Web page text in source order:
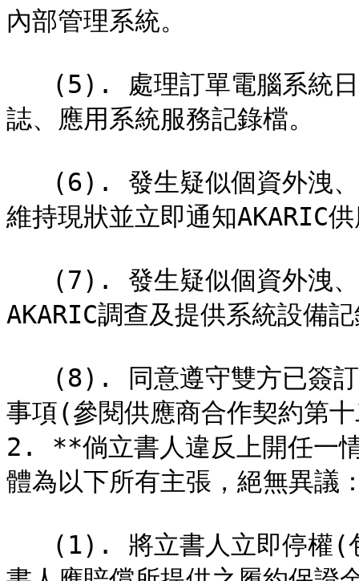
內部管理系統。
誌、應用系統服務記錄檔。
維持現狀並立即通知AKARIC
AKARIC調查及提供系統設備
事項(參閱供應商合作契約第
2. **倘立書人違反上開任一
體為以下所有主張，絕無異議